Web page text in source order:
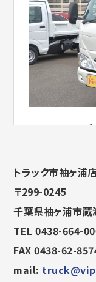
トラック市袖ヶ浦
〒299-0245
千葉県袖ヶ浦市
TEL 0438-664-
FAX 0438-62-
mail: